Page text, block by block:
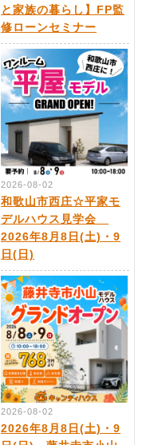
と家族の暮らし】FP監
修ローンセミナー
2026-08-02
和歌山市西庄☆平家モ
デルハウス見学会
2026年8月8日(土)・9
日(日)
2026-08-02
2026年8月8日(土)・9